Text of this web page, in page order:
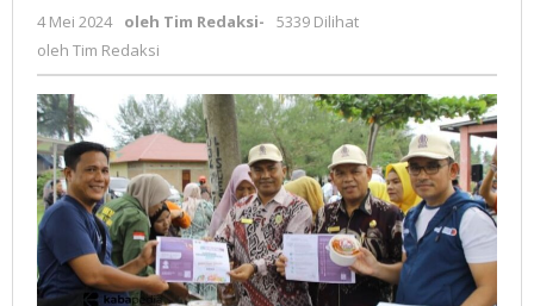
4 Mei 2024 oleh Tim Redaksi-
5339 Dilihat
oleh Tim Redaksi